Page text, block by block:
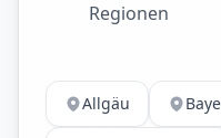
Regionen
Allgäu